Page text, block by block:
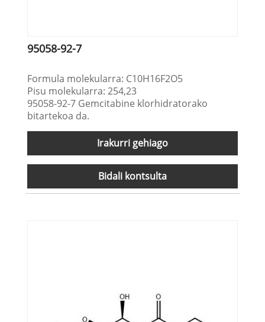
95058-92-7
Formula molekularra: C10H16F2O5
Pisu molekularra: 254,23
95058-92-7 Gemcitabine klorhidratorako
bitartekoa da.
Irakurri gehiago
Bidali kontsulta